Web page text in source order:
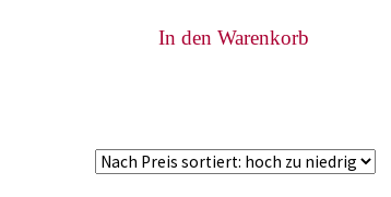
In den Warenkorb